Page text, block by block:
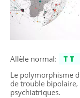
Allèle normal:
TT
Le polymorphisme
de trouble
psychiatriques.